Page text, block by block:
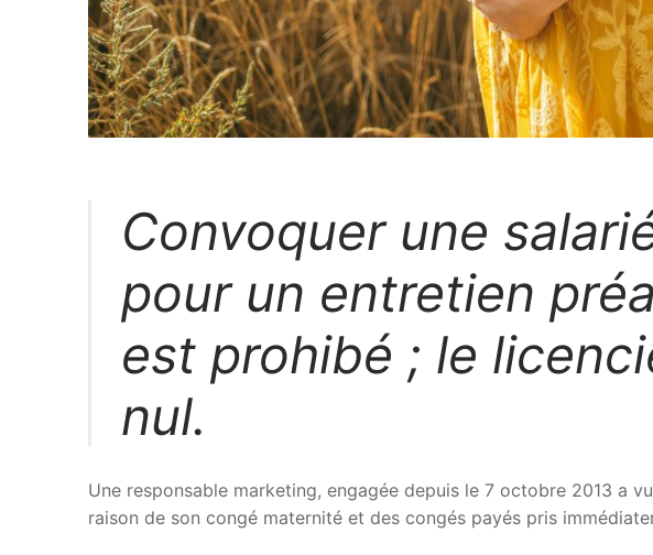
Convoquer une
pour un entretien
est prohibé ; le
nul.
Une responsable marketing, engagée depuis le 7 octobre 2013 a
raison de son congé maternité et des congés payés pris